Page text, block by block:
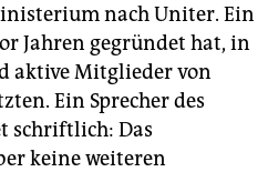
nach Uniter. Ein
Jahren gegründet hat, in
aktive Mitglieder von
Ein Sprecher des
schriftlich: Das
keine weiteren